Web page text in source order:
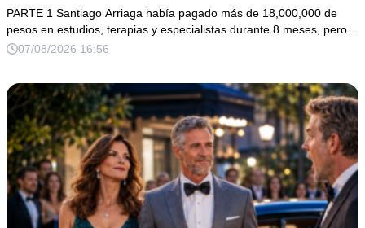
nadie quiso escuchar.
PARTE 1 Santiago Arriaga había pagado más de 18,000,000 de
pesos en estudios, terapias y especialistas durante 8 meses, pero…
07/08/2026 16:56